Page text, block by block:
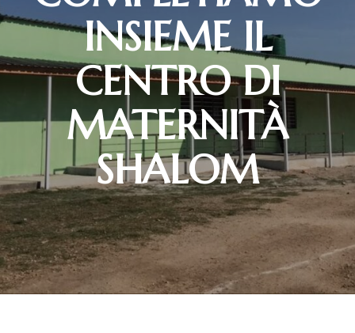
INSIEME IL
CENTRO DI
MATERNITÀ
SHALOM